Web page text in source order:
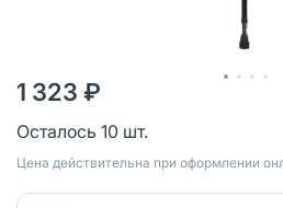
1 323 ₽
Осталось 10 шт.
Цена действительна при оформлении